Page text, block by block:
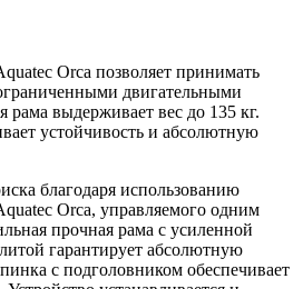
Orca позволяет принимать
двигательными
выдерживает вес до 135 кг.
устойчивость и абсолютную
благодаря использованию
Orca, управляемого одним
прочная рама с усиленной
гарантирует абсолютную
с подголовником обеспечивает